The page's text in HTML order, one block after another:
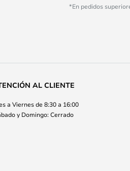
*En pedidos
AL CLIENTE
a Viernes de 8:30 a 16:00
y Domingo: Cerrado